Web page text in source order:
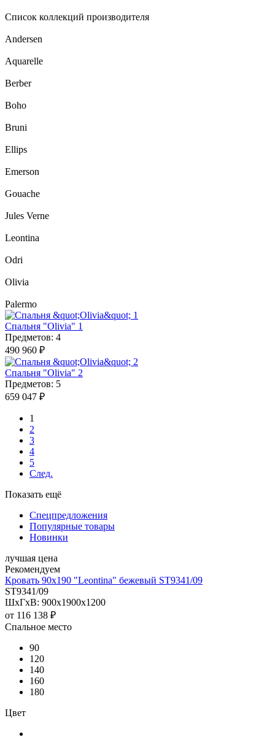
Список коллекций производителя
Andersen
Aquarelle
Berber
Boho
Bruni
Ellips
Emerson
Gouache
Jules Verne
Leontina
Odri
Olivia
Palermo
Спальня "Olivia" 1
Предметов: 4
490 960 ₽
Спальня "Olivia" 2
Предметов: 5
659 047 ₽
1
2
3
4
5
След.
Показать ещё
Спецпредложения
Популярные товары
Новинки
лучшая цена
Рекомендуем
Кровать 90х190 "Leontina" бежевый ST9341/09
ST9341/09
ШхГхВ: 900х1900х1200
от 116 138 ₽
Спальное место
90
120
140
160
180
Цвет